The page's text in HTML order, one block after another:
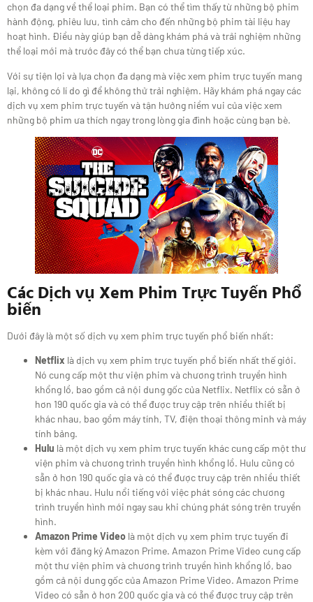
chọn đa dạng về thể loại phim. Bạn có thể tìm thấy từ những bộ phim
hành động, phiêu lưu, tình cảm cho đến những bộ phim tài liệu hay
hoạt hình. Điều này giúp bạn dễ dàng khám phá và trải nghiệm những
thể loại mới mà trước đây có thể bạn chưa từng tiếp xúc.
Với sự tiện lợi và lựa chọn đa dạng mà việc xem phim trực tuyến mang
lại, không có lí do gì để không thử trải nghiệm. Hãy khám phá ngay các
dịch vụ xem phim trực tuyến và tận hưởng niềm vui của việc xem
những bộ phim ưa thích ngay trong lòng gia đình hoặc cùng bạn bè.
Các Dịch vụ Xem Phim Trực Tuyến Phổ
biến
Dưới đây là một số dịch vụ xem phim trực tuyến phổ biến nhất:
Netflix là dịch vụ xem phim trực tuyến phổ biến nhất thế giới.
Nó cung cấp một thư viện phim và chương trình truyền hình
khổng lồ, bao gồm cả nội dung gốc của Netflix. Netflix có sẵn ở
hơn 190 quốc gia và có thể được truy cập trên nhiều thiết bị
khác nhau, bao gồm máy tính, TV, điện thoại thông minh và máy
tính bảng.
Hulu là một dịch vụ xem phim trực tuyến khác cung cấp một thư
viện phim và chương trình truyền hình khổng lồ. Hulu cũng có
sẵn ở hơn 190 quốc gia và có thể được truy cập trên nhiều thiết
bị khác nhau. Hulu nổi tiếng với việc phát sóng các chương
trình truyền hình mới ngay sau khi chúng phát sóng trên truyền
hình.
Amazon Prime Video là một dịch vụ xem phim trực tuyến đi
kèm với đăng ký Amazon Prime. Amazon Prime Video cung cấp
một thư viện phim và chương trình truyền hình khổng lồ, bao
gồm cả nội dung gốc của Amazon Prime Video. Amazon Prime
Video có sẵn ở hơn 200 quốc gia và có thể được truy cập trên